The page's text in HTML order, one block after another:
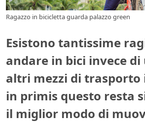
Ragazzo in bicicletta guarda palazzo green
Esistono tantissime
andare in bici invece
altri mezzi di
in primis questo resta
il miglior modo di